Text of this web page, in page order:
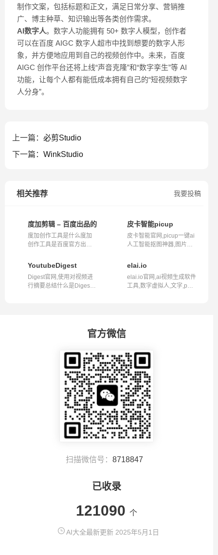
制作文案，包括标题和正文，满足日常分享、营销推
广、博主种草、知识输出等各类创作需求。
AI数字人。数字人功能拥有 50+ 数字人模型，创作者
可以在百度 AIGC 数字人超市中找到想要的数字人形
象，并方便地应用到自己的视频创作中。未来，百度
AIGC 创作平台还将上线“声音克隆”和“数字孪生”等 AI
功能，让每个人都有能低成本拥有自己的“短视频数字
人分身”。
上一篇： 必剪Studio
下一篇： WinkStudio
我要投稿
相关推荐
度加剪辑 – 百度出品的AIGC创作平台
度加创作工具是什么度加
创作工具是百度官方出品
皮卡智能picup
皮卡智能官网,picup一键ai
人工智能抠图神器,图片视
YoutubeDigest
Digest官网,使用对视频进
行摘要总结什么是Digest?
elai.io
elai.io官网,ai视频生成软件
工具,数字虚拟人,文字,ppt
官方微信
扫描微信号： 8718847
已收录
121090 个
AI大全最新更新 2025年5月1日